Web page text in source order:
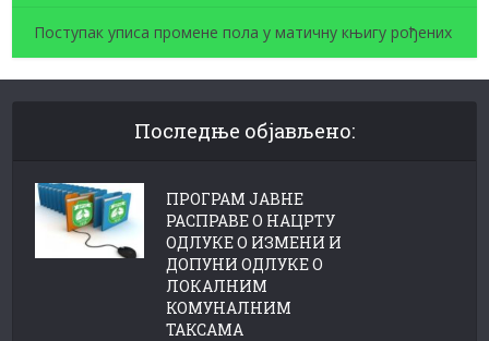
Поступак уписа промене пола у матичну књигу рођених
Последње објављено:
ПРОГРАМ ЈАВНЕ
РАСПРАВЕ О НАЦРТУ
ОДЛУКЕ О ИЗМЕНИ И
ДОПУНИ ОДЛУКЕ О
ЛОКАЛНИМ
КОМУНАЛНИМ
ТАКСАМА